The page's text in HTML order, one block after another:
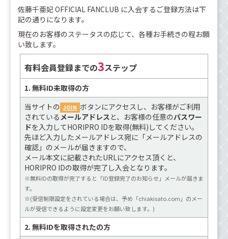
佐藤千亜妃 OFFICIAL FANCLUB に入会するご登録方法は下
記の通りになります。
現在のお客様のステータスの応じて、各種お手続きの程お願
い致します。
有料会員登録までの3ステップ
1. 無料ID未取得の方
当サイトの JOIN ボタンにアクセスし、お客様がご利用
されているメールアドレス と、お客様の任意のパスワー
ドを入力してHORIPRO IDを取得(無料)してください。
先ほど入力したメールアドレス宛に「メールアドレスの
確認」のメールが届きますので、
メール本文に記載されたURLにアクセス頂くと、
HORIPRO IDの取得が完了し入会となります。
※無料IDの取得が完了すると「ID登録完了のお知らせ」メールが届きま
す。
※(受信制限設定をされている場合は、予め「chiakisato.com」のメー
ルが受信できるように設定変更をお願い致します。)
2. 無料IDを取得されたの方